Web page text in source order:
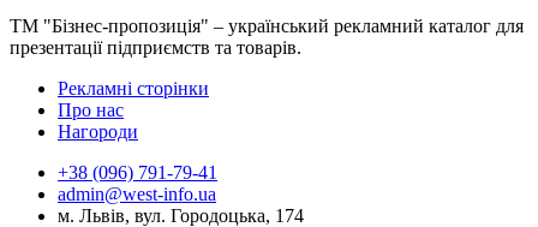
ТМ "Бізнес-пропозиція" – український рекламний каталог для
презентації підприємств та товарів.
Рекламні сторінки
Про нас
Нагороди
+38 (096) 791-79-41
admin@west-info.ua
м. Львів, вул. Городоцька, 174